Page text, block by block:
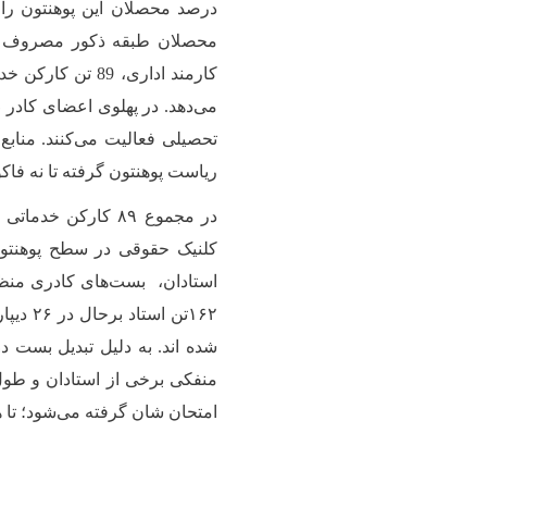
درصد محصلان این پوهنتون
محصلان طبقه ذکور مصروف
کارمند اداری، 89
تحصیلی فعالیت می‌کنند.
ریاست پوهنتون گرفته تا نه فاکولته و ۲۶ دیپارتمنت مصروف عرضه خدمات
شده اند. به دلیل تبدیل بست
منفکی برخی از استادان و
امتحان شان گرفته می‌شود؛ تا هنوز به تعداد ۲۷